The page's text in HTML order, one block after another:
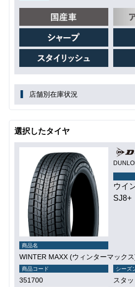
店舗別在庫状況
選択したタイヤ
ウイ
SJ8+
商品名
WINTER MAXX (ウィンターマック
商品コード
351700
シーズ
スタ